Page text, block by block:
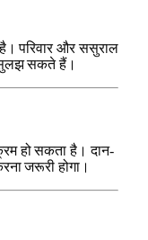
परिवार और ससुराल
सुलझ सकते हैं।
हो सकता है। दान-
जरूरी होगा।